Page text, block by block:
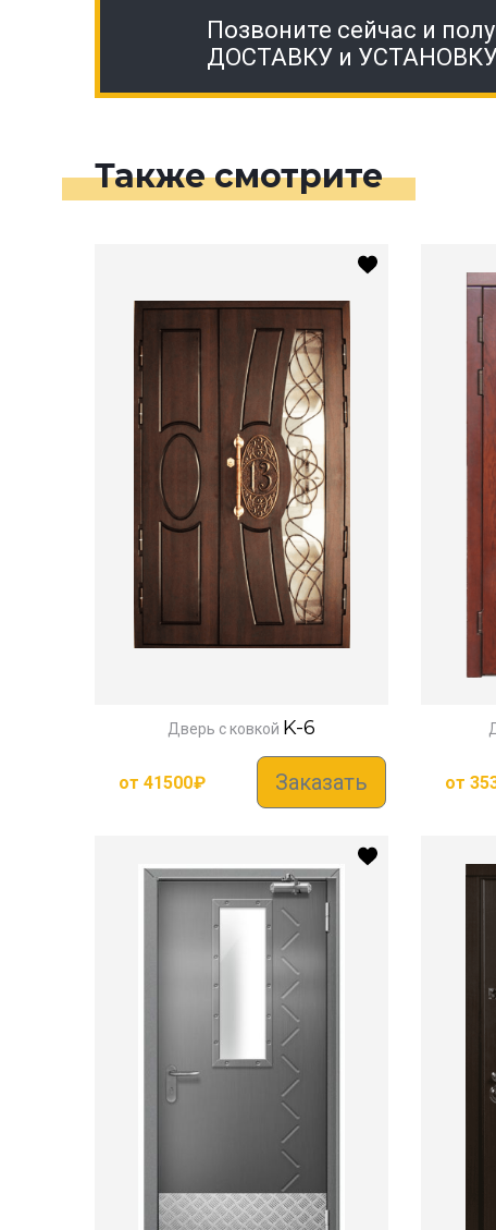
Позвоните сейчас и
ДОСТАВКУ и
Также смотрите
Дверь с ковкой K-6
от 41500₽ Заказать от